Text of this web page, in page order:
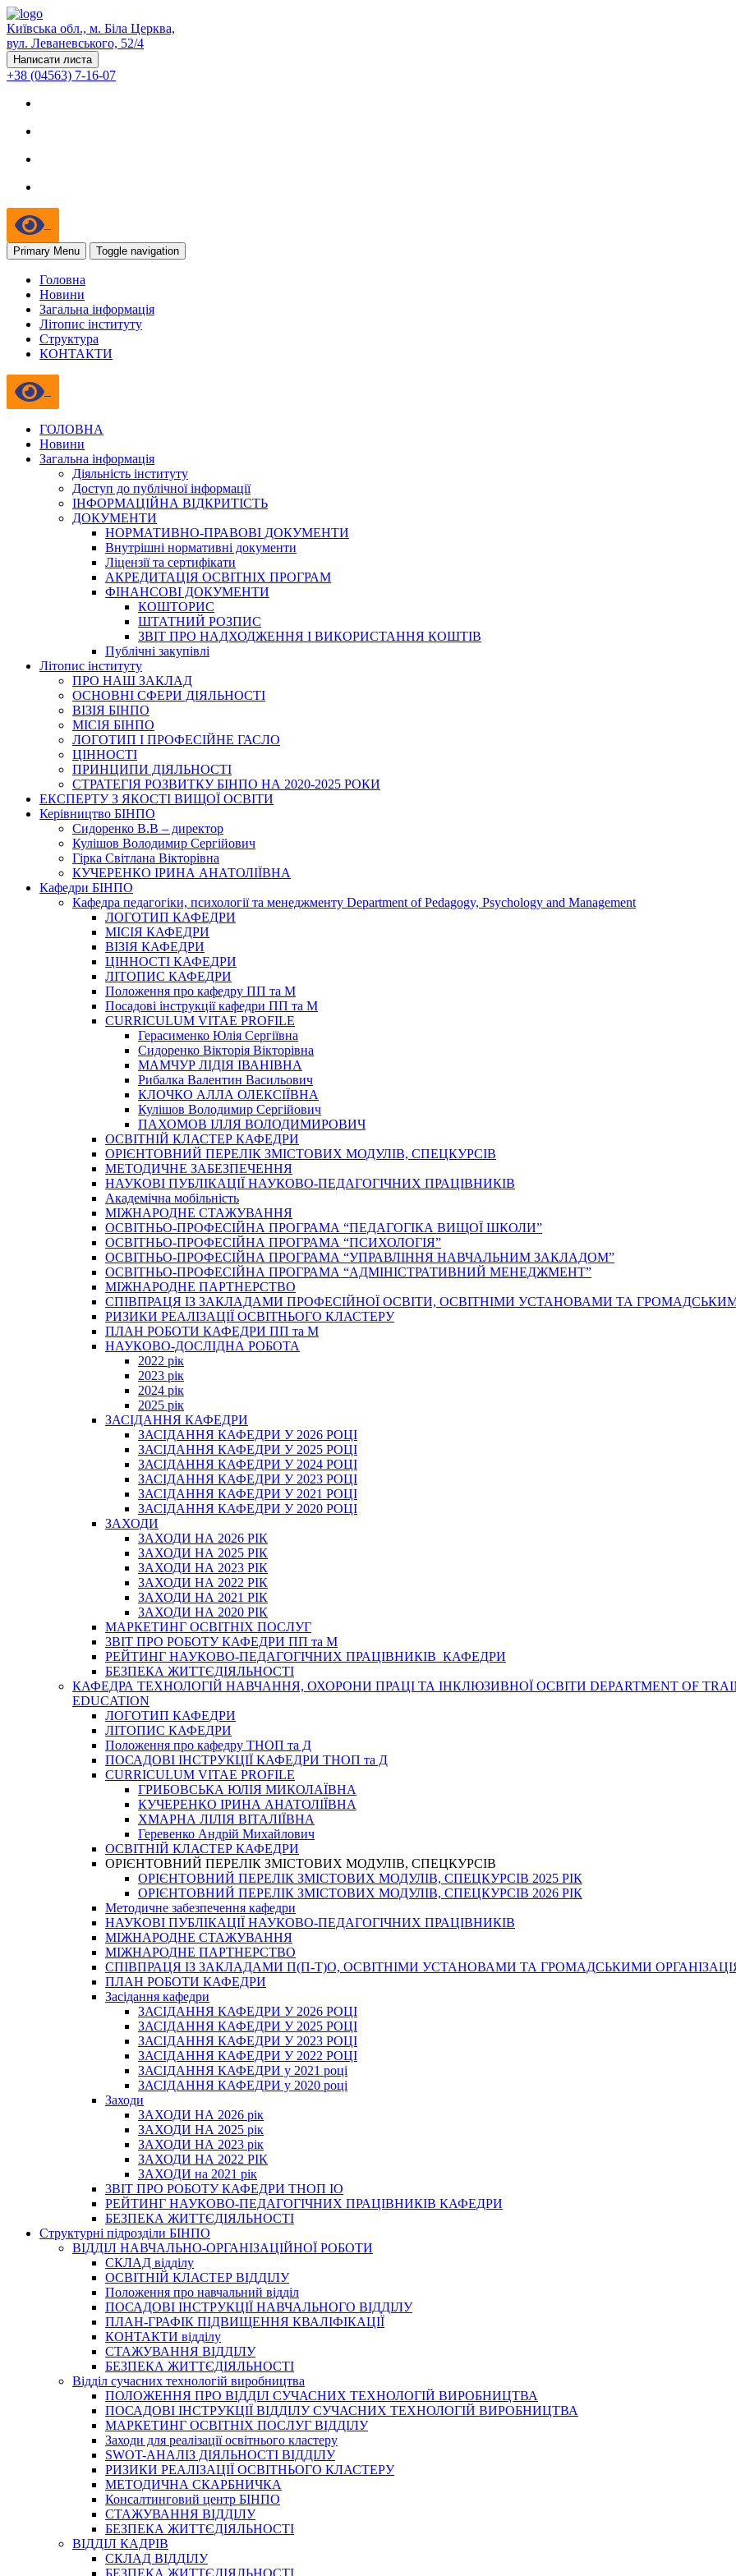
Київська обл., м. Біла Церква,
вул. Леваневського, 52/4
Написати листа
+38 (04563) 7-16-07
Primary Menu Toggle navigation
Головна
Новини
Загальна інформація
Літопис інституту
Структура
КОНТАКТИ
ГОЛОВНА
Новини
Загальна інформація
Діяльність інституту
Доступ до публічної інформації
ІНФОРМАЦІЙНА ВІДКРИТІСТЬ
ДОКУМЕНТИ
НОРМАТИВНО-ПРАВОВІ ДОКУМЕНТИ
Внутрішні нормативні документи
Ліцензії та сертифікати
АКРЕДИТАЦІЯ ОСВІТНІХ ПРОГРАМ
ФІНАНСОВІ ДОКУМЕНТИ
КОШТОРИС
ШТАТНИЙ РОЗПИС
ЗВІТ ПРО НАДХОДЖЕННЯ І ВИКОРИСТАННЯ КОШТІВ
Публічні закупівлі
Літопис інституту
ПРО НАШ ЗАКЛАД
ОСНОВНІ СФЕРИ ДІЯЛЬНОСТІ
ВІЗІЯ БІНПО
МІСІЯ БІНПО
ЛОГОТИП І ПРОФЕСІЙНЕ ГАСЛО
ЦІННОСТІ
ПРИНЦИПИ ДІЯЛЬНОСТІ
СТРАТЕГІЯ РОЗВИТКУ БІНПО НА 2020-2025 РОКИ
ЕКСПЕРТУ З ЯКОСТІ ВИЩОЇ ОСВІТИ
Керівництво БІНПО
Сидоренко В.В – директор
Кулішов Володимир Сергійович
Гірка Світлана Вікторівна
КУЧЕРЕНКО ІРИНА АНАТОЛІЇВНА
Кафедри БІНПО
Кафедра педагогіки, психології та менеджменту Department of Pedagogy, Psychology and Management
ЛОГОТИП КАФЕДРИ
МІСІЯ КАФЕДРИ
ВІЗІЯ КАФЕДРИ
ЦІННОСТІ КАФЕДРИ
ЛІТОПИС КАФЕДРИ
Положення про кафедру ПП та М
Посадові інструкції кафедри ПП та М
CURRICULUM VITAE PROFILE
Герасименко Юлія Сергіївна
Сидоренко Вікторія Вікторівна
МАМЧУР ЛІДІЯ ІВАНІВНА
Рибалка Валентин Васильович
КЛОЧКО АЛЛА ОЛЕКСІЇВНА
Кулішов Володимир Сергійович
ПАХОМОВ ІЛЛЯ ВОЛОДИМИРОВИЧ
ОСВІТНІЙ КЛАСТЕР КАФЕДРИ
ОРІЄНТОВНИЙ ПЕРЕЛІК ЗМІСТОВИХ МОДУЛІВ, СПЕЦКУРСІВ
МЕТОДИЧНЕ ЗАБЕЗПЕЧЕННЯ
НАУКОВІ ПУБЛІКАЦІЇ НАУКОВО-ПЕДАГОГІЧНИХ ПРАЦІВНИКІВ
Академічна мобільність
МІЖНАРОДНЕ СТАЖУВАННЯ
ОСВІТНЬО-ПРОФЕСІЙНА ПРОГРАМА “ПЕДАГОГІКА ВИЩОЇ ШКОЛИ”
ОСВІТНЬО-ПРОФЕСІЙНА ПРОГРАМА “ПСИХОЛОГІЯ”
ОСВІТНЬО-ПРОФЕСІЙНА ПРОГРАМА “УПРАВЛІННЯ НАВЧАЛЬНИМ ЗАКЛАДОМ”
ОСВІТНЬО-ПРОФЕСІЙНА ПРОГРАМА “АДМІНІСТРАТИВНИЙ МЕНЕДЖМЕНТ”
МІЖНАРОДНЕ ПАРТНЕРСТВО
СПІВПРАЦЯ ІЗ ЗАКЛАДАМИ ПРОФЕСІЙНОЇ ОСВІТИ, ОСВІТНІМИ УСТАНОВАМИ ТА
РИЗИКИ РЕАЛІЗАЦІЇ ОСВІТНЬОГО КЛАСТЕРУ
ПЛАН РОБОТИ КАФЕДРИ ПП та М
НАУКОВО-ДОСЛІДНА РОБОТА
2022 рік
2023 рік
2024 рік
2025 рік
ЗАСІДАННЯ КАФЕДРИ
ЗАСІДАННЯ КАФЕДРИ У 2026 РОЦІ
ЗАСІДАННЯ КАФЕДРИ У 2025 РОЦІ
ЗАСІДАННЯ КАФЕДРИ У 2024 РОЦІ
ЗАСІДАННЯ КАФЕДРИ У 2023 РОЦІ
ЗАСІДАННЯ КАФЕДРИ У 2021 РОЦІ
ЗАСІДАННЯ КАФЕДРИ У 2020 РОЦІ
ЗАХОДИ
ЗАХОДИ НА 2026 РІК
ЗАХОДИ НА 2025 РІК
ЗАХОДИ НА 2023 РІК
ЗАХОДИ НА 2022 РІК
ЗАХОДИ НА 2021 РІК
ЗАХОДИ НА 2020 РІК
МАРКЕТИНГ ОСВІТНІХ ПОСЛУГ
3BIT ПРО РОБОТУ КАФЕДРИ ПП та М
РЕЙТИНГ НАУКОВО-ПЕДАГОГІЧНИХ ПРАЦІВНИКІВ КАФЕДРИ
БЕЗПЕКА ЖИТТЄДІЯЛЬНОСТІ
КАФЕДРА ТЕХНОЛОГІЙ НАВЧАННЯ, ОХОРОНИ ПРАЦІ ТА ІНКЛЮЗИВНОЇ ОСВІТИ DEPARTMENT OF
EDUCATION
ЛОГОТИП КАФЕДРИ
ЛІТОПИС КАФЕДРИ
Положення про кафедру ТНОП та Д
ПОСАДОВІ ІНСТРУКЦІЇ КАФЕДРИ ТНОП та Д
CURRICULUM VITAE PROFILE
ГРИБОВСЬКА ЮЛІЯ МИКОЛАЇВНА
КУЧЕРЕНКО ІРИНА АНАТОЛІЇВНА
ХМАРНА ЛІЛІЯ ВІТАЛІЇВНА
Геревенко Андрій Михайлович
ОСВІТНІЙ КЛАСТЕР КАФЕДРИ
ОРІЄНТОВНИЙ ПЕРЕЛІК ЗМІСТОВИХ МОДУЛІВ, СПЕЦКУРСІВ
ОРІЄНТОВНИЙ ПЕРЕЛІК ЗМІСТОВИХ МОДУЛІВ, СПЕЦКУРСІВ 2025 РІК
ОРІЄНТОВНИЙ ПЕРЕЛІК ЗМІСТОВИХ МОДУЛІВ, СПЕЦКУРСІВ 2026 РІК
Методичне забезпечення кафедри
НАУКОВІ ПУБЛІКАЦІЇ НАУКОВО-ПЕДАГОГІЧНИХ ПРАЦІВНИКІВ
МІЖНАРОДНЕ СТАЖУВАННЯ
МІЖНАРОДНЕ ПАРТНЕРСТВО
СПІВПРАЦЯ ІЗ ЗАКЛАДАМИ П(П-Т)О, ОСВІТНІМИ УСТАНОВАМИ ТА ГРОМАДСЬКИМИ
ПЛАН РОБОТИ КАФЕДРИ
Засідання кафедри
ЗАСІДАННЯ КАФЕДРИ У 2026 РОЦІ
ЗАСІДАННЯ КАФЕДРИ У 2025 РОЦІ
ЗАСІДАННЯ КАФЕДРИ У 2023 РОЦІ
ЗАСІДАННЯ КАФЕДРИ У 2022 РОЦІ
ЗАСІДАННЯ КАФЕДРИ у 2021 році
ЗАСІДАННЯ КАФЕДРИ у 2020 році
Заходи
ЗАХОДИ НА 2026 рік
ЗАХОДИ НА 2025 рік
ЗАХОДИ НА 2023 рік
ЗАХОДИ НА 2022 РІК
ЗАХОДИ на 2021 рік
3BIT ПРО РОБОТУ КАФЕДРИ ТНОП ІО
РЕЙТИНГ НАУКОВО-ПЕДАГОГІЧНИХ ПРАЦІВНИКІВ КАФЕДРИ
БЕЗПЕКА ЖИТТЄДІЯЛЬНОСТІ
Структурні підрозділи БІНПО
ВІДДІЛ НАВЧАЛЬНО-ОРГАНІЗАЦІЙНОЇ РОБОТИ
СКЛАД відділу
ОСВІТНІЙ КЛАСТЕР ВІДДІЛУ
Положення про навчальний вiддiл
ПОСАДОВІ ІНСТРУКЦІЇ НАВЧАЛЬНОГО ВІДДІЛУ
ПЛАН-ГРАФІК ПІДВИЩЕННЯ КВАЛІФІКАЦІЇ
КОНТАКТИ відділу
СТАЖУВАННЯ ВІДДІЛУ
БЕЗПЕКА ЖИТТЄДІЯЛЬНОСТІ
Відділ сучасних технологій виробництва
ПОЛОЖЕННЯ ПРО ВІДДІЛ СУЧАСНИХ ТЕХНОЛОГІЙ ВИРОБНИЦТВА
ПОСАДОВІ ІНСТРУКЦІЇ ВІДДІЛУ СУЧАСНИХ ТЕХНОЛОГІЙ ВИРОБНИЦТВА
МАРКЕТИНГ ОСВІТНІХ ПОСЛУГ ВІДДІЛУ
Заходи для реалізації освітнього кластеру
SWOT-АНАЛІЗ ДІЯЛЬНОСТІ ВІДДІЛУ
РИЗИКИ РЕАЛІЗАЦІЇ ОСВІТНЬОГО КЛАСТЕРУ
МЕТОДИЧНА СКАРБНИЧКА
Консалтинговий центр БІНПО
СТАЖУВАННЯ ВІДДІЛУ
БЕЗПЕКА ЖИТТЄДІЯЛЬНОСТІ
ВІДДІЛ КАДРІВ
СКЛАД ВІДДІЛУ
БЕЗПЕКА ЖИТТЄДІЯЛЬНОСТІ